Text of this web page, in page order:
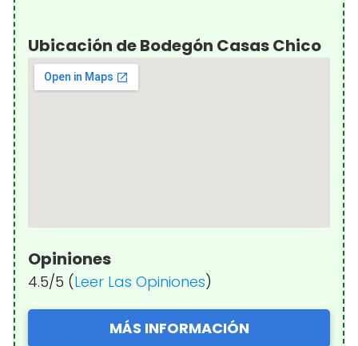
Ubicación de Bodegón Casas Chico
Opiniones
4.5/5 (Leer Las Opiniones)
MÁS INFORMACIÓN